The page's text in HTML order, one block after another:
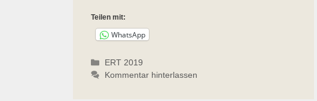
Teilen mit:
WhatsApp
Kategorien
ERT 2019
Kommentar hinterlassen